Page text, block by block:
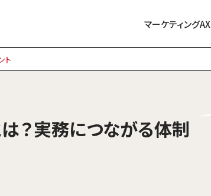
マーケティングAX
ト
？実務につながる体制